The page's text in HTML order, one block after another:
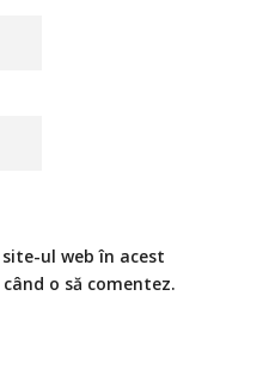
ul web în acest
o să comentez.